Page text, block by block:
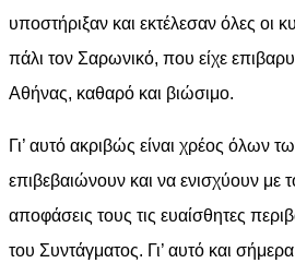
υποστήριξαν και εκτέλεσαν όλες οι
πάλι τον Σαρωνικό, που είχε
Αθήνας, καθαρό και βιώσιμο.
Γι’ αυτό ακριβώς είναι χρέος όλων
επιβεβαιώνουν και να ενισχύουν με
αποφάσεις τους τις ευαίσθητες
του Συντάγματος. Γι’ αυτό και